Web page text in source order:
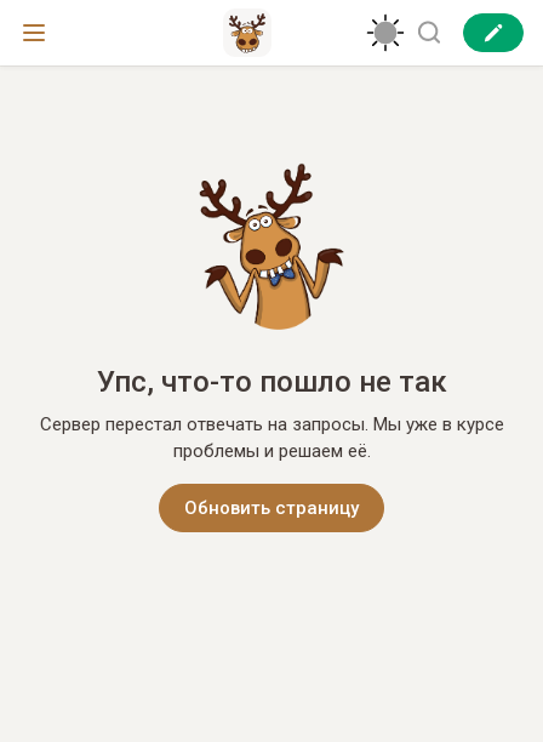
Упс, что-то пошло не так
Сервер перестал отвечать на запросы. Мы уже в курсе
проблемы и решаем её.
Обновить страницу